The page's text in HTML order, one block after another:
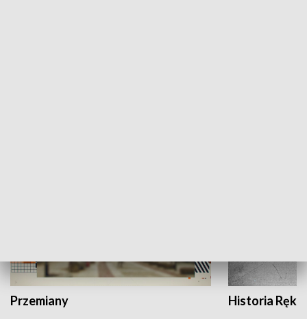
Przemiany Historia Ręką